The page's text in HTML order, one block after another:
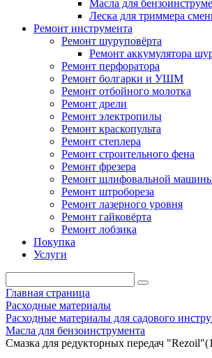
Масла для
Леска для триммера
Ремонт инструмента
Ремонт шуруповёрта
Ремонт аккумулятора
Ремонт перфоратора
Ремонт болгарки и УШМ
Ремонт отбойного молотка
Ремонт дрели
Ремонт электропилы
Ремонт краскопульта
Ремонт степлера
Ремонт строительного фена
Ремонт фрезера
Ремонт шлифовальной
Ремонт штробореза
Ремонт лазерного уровня
Ремонт гайковёрта
Ремонт лобзика
Покупка
Услуги
Главная страница
Расходные материалы
Расходные материалы для садового
Масла для бензоинструмента
Смазка для редукторных передач